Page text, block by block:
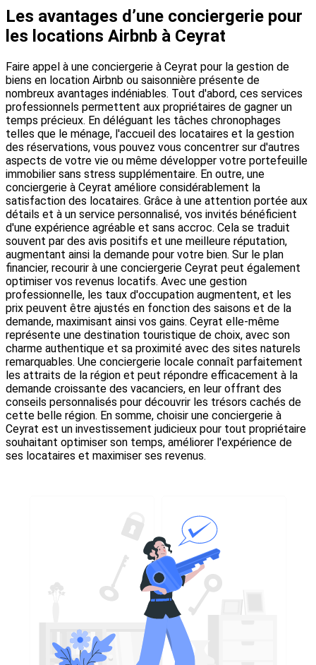
Les avantages d’une conciergerie pour
les locations Airbnb à Ceyrat
Faire appel à une conciergerie à Ceyrat pour la gestion de
biens en location Airbnb ou saisonnière présente de
nombreux avantages indéniables. Tout d'abord, ces services
professionnels permettent aux propriétaires de gagner un
temps précieux. En déléguant les tâches chronophages
telles que le ménage, l'accueil des locataires et la gestion
des réservations, vous pouvez vous concentrer sur d'autres
aspects de votre vie ou même développer votre portefeuille
immobilier sans stress supplémentaire. En outre, une
conciergerie à Ceyrat améliore considérablement la
satisfaction des locataires. Grâce à une attention portée aux
détails et à un service personnalisé, vos invités bénéficient
d'une expérience agréable et sans accroc. Cela se traduit
souvent par des avis positifs et une meilleure réputation,
augmentant ainsi la demande pour votre bien. Sur le plan
financier, recourir à une conciergerie Ceyrat peut également
optimiser vos revenus locatifs. Avec une gestion
professionnelle, les taux d'occupation augmentent, et les
prix peuvent être ajustés en fonction des saisons et de la
demande, maximisant ainsi vos gains. Ceyrat elle-même
représente une destination touristique de choix, avec son
charme authentique et sa proximité avec des sites naturels
remarquables. Une conciergerie locale connaît parfaitement
les attraits de la région et peut répondre efficacement à la
demande croissante des vacanciers, en leur offrant des
conseils personnalisés pour découvrir les trésors cachés de
cette belle région. En somme, choisir une conciergerie à
Ceyrat est un investissement judicieux pour tout propriétaire
souhaitant optimiser son temps, améliorer l'expérience de
ses locataires et maximiser ses revenus.